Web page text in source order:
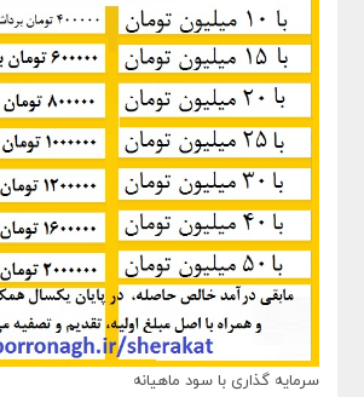
سرمایه گذاری با سود ماهیانه